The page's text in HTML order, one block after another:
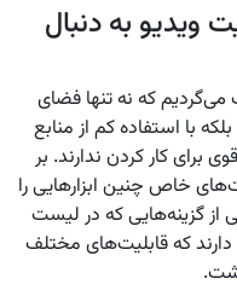
ویدیو به دنبال
می‌گردیم که نه تنها فضای
با استفاده کم از منابع
برای کار کردن ندارند. بر
خاص چنین ابزارهایی را
گزینه‌هایی که در لیست
دارند که قابلیت‌های مختلف